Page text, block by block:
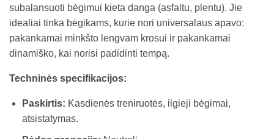
subalansuoti bėgimui kieta danga (asfaltu, plentu). Jie
idealiai tinka bėgikams, kurie nori universalaus apavo:
pakankamai minkšto lengvam krosui ir pakankamai
dinamiško, kai norisi padidinti tempą.
Techninės specifikacijos:
Paskirtis: Kasdienės treniruotės, ilgieji bėgimai,
atsistatymas.